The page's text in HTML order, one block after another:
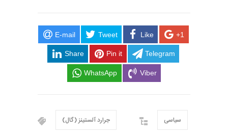
E-mail Tweet Like +1
Share Pin it Telegram
WhatsApp Viber
جرارد آلستینز (گال) سیاسی